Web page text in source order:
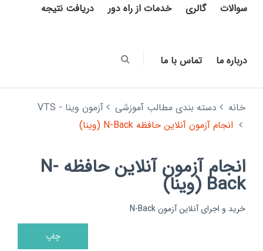
سوالات گالری خدمات از راه دور دریافت نتیجه
درباره ما تماس با ما
خانه دسته بندی مطالب آموزشی
آزمون وینا - VTS
انجام آزمون آنلاین حافظه N-Back (وینا)
انجام آزمون آنلاین حافظه N-
Back (وینا)
خرید و اجرای آنلاین آزمون N-Back